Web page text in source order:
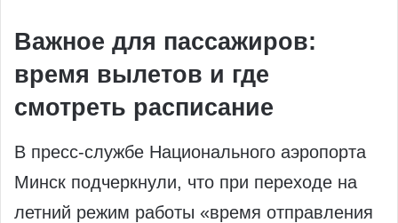
Важное для пассажиров:
время вылетов и где
смотреть расписание
В пресс-службе Национального аэропорта
Минск подчеркнули, что при переходе на
летний режим работы «время отправления